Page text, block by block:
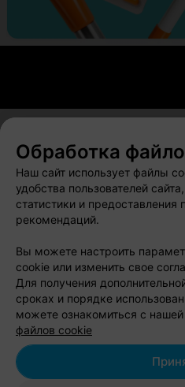
О проекте Новости проекта
Вакансии
Публичный
Публичный договор по
Написать в
Связаться по
Написать
Обработка
Обработка
Наш сайт использует файлы
удобства пользователей
статистики и предоставления
рекомендаций.
Вы можете настроить
cookie или изменить свое
Для получения
сроках и порядке
можете ознакомиться с нашей
файлов cookie